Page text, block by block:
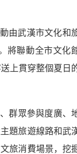
由武漢市文化和
將聯動全市文化
上貫穿整個夏日
群眾參與度廣、
題旅遊線路和武
旅消費場景，挖